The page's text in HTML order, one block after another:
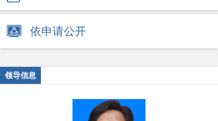
依申请公开
领导信息